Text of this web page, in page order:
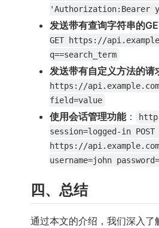
'Authorization:Bearer
发送带有查询字符串的
GET https://
q==search_term
发送带有自定义方法的请
https://
field=value
使用会话管理功能：
session=logged-in POST
https://
username=john
四、总结
通过本文的介绍，我们深入了